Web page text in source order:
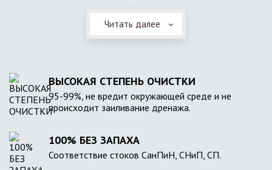
Читать далее
ВЫСОКАЯ СТЕПЕНЬ ОЧИСТКИ
95-99%, не вредит окружающей среде и не
происходит заиливание дренажа.
100% БЕЗ ЗАПАХА
Соответствие стоков СанПиН, СНиП, СП.